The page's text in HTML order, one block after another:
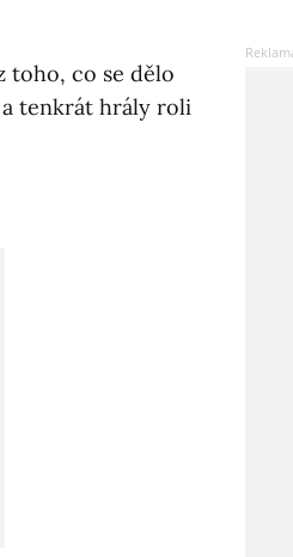
toho, co se dělo
a tenkrát hrály roli